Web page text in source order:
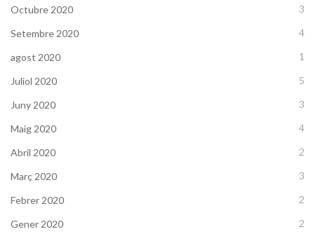
Octubre 2020 3
Setembre 2020 4
agost 2020 1
Juliol 2020 5
Juny 2020 3
Maig 2020 4
Abril 2020 2
Març 2020 3
Febrer 2020 2
Gener 2020 2